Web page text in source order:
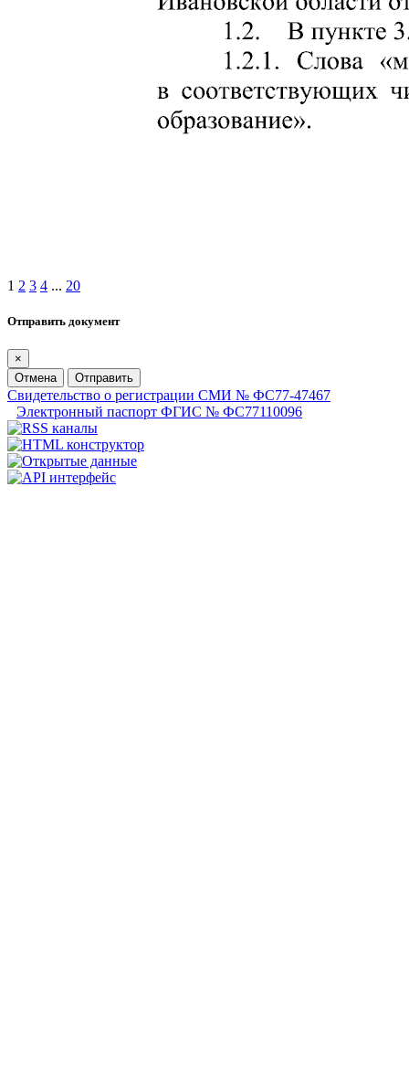
1 2 3 4 ... 20
Отправить документ
×
Отмена
Отправить
Свидетельство о регистрации СМИ № ФС77-47467
Электронный паспорт ФГИС № ФС77110096